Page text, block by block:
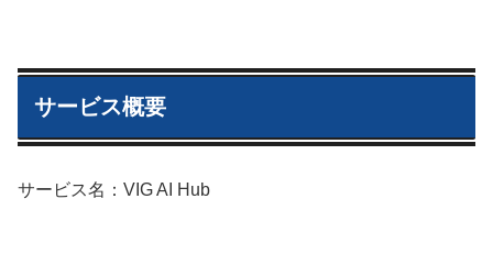
サービス概要
サービス名：VIG AI Hub